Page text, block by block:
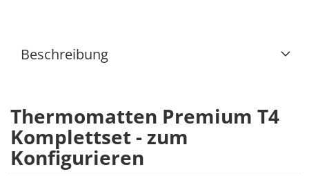
Beschreibung
Thermomatten Premium T4
Komplettset - zum
Konfigurieren